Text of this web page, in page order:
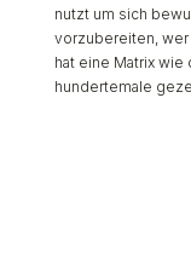
nutzt um sich
vorzubereiten,
hat eine Matrix
hundertemale